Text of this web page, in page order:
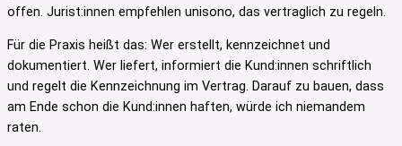
offen. Jurist:innen empfehlen unisono, das vertraglich zu regeln.
Für die Praxis heißt das: Wer erstellt, kennzeichnet und
dokumentiert. Wer liefert, informiert die Kund:innen schriftlich
und regelt die Kennzeichnung im Vertrag. Darauf zu bauen, dass
am Ende schon die Kund:innen haften, würde ich niemandem
raten.